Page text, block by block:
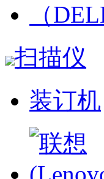
扫描仪
装订机